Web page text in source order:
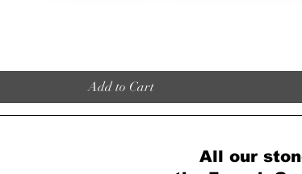
Add to Cart
All our